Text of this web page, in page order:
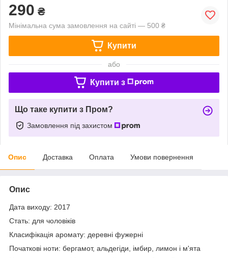
290 ₴
Мінімальна сума замовлення на сайті — 500 ₴
Купити
або
Купити з
Що таке купити з Пром?
Замовлення під захистом
Опис Доставка Оплата Умови повернення
Опис
Дата виходу: 2017
Стать: для чоловіків
Класифікація аромату: деревні фужерні
Початкові ноти: бергамот, альдегіди, імбир, лимон і м'ята